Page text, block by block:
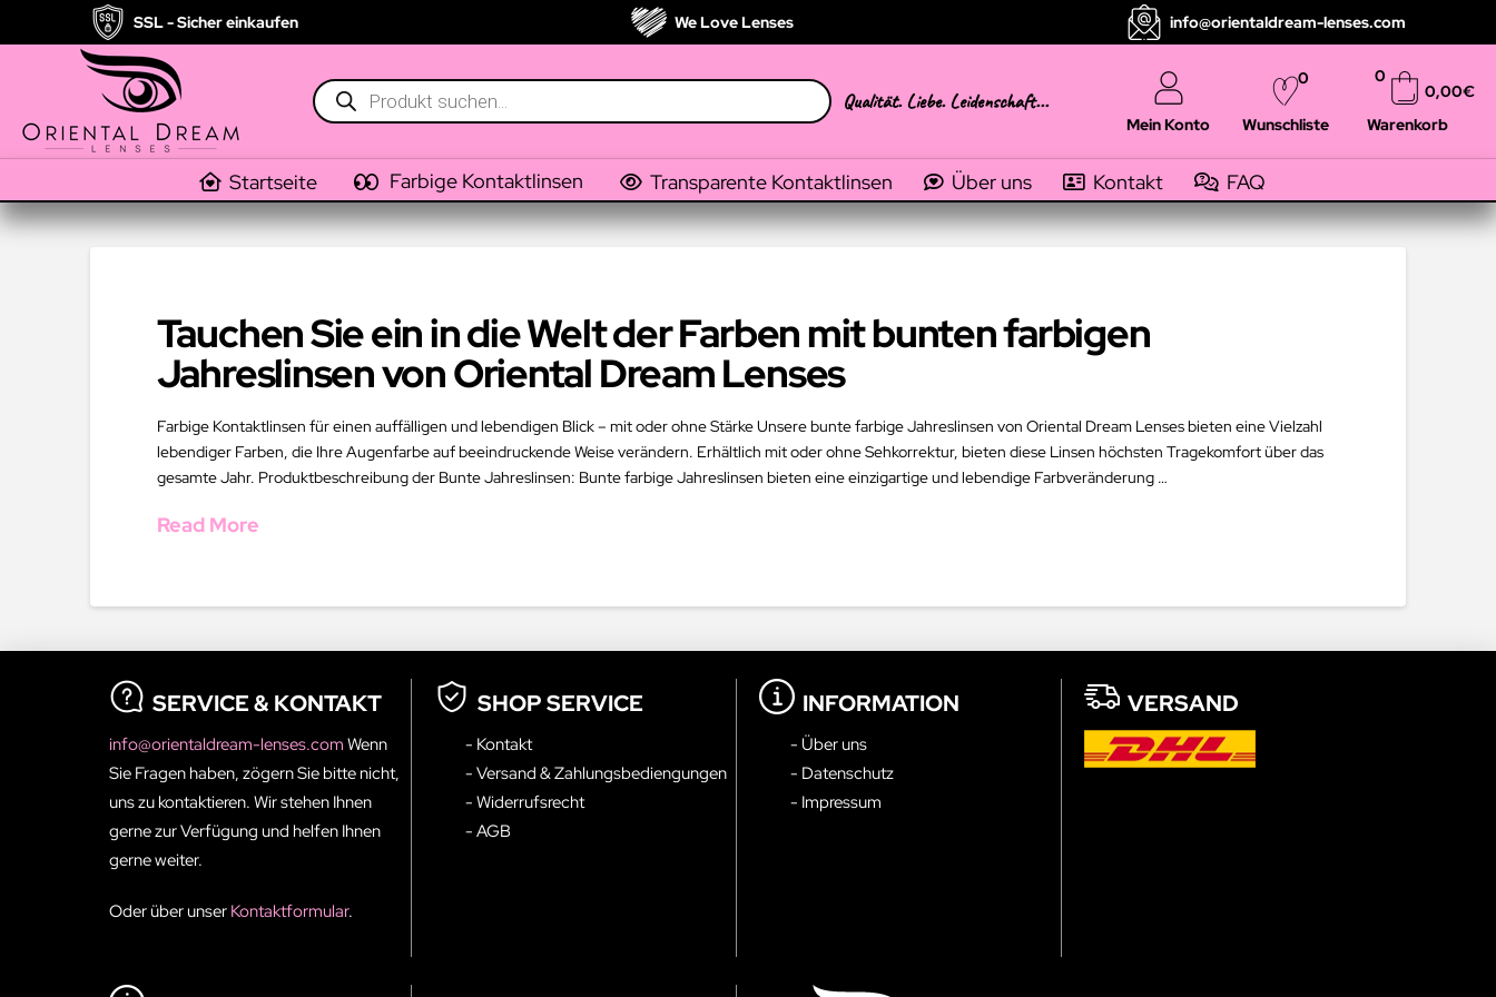
SSL - Sicher einkaufen We Love Lenses info@orientaldream-lenses.com
Products
search
Qualität. Liebe. Leidenschaft...
Mein Konto Wunschliste
0
Warenkorb
0,00€
0
Startseite Farbige Kontaktlinsen Transparente Kontaktlinsen Über uns Kontakt FAQ
Tauchen Sie ein in die Welt der Farben mit bunten farbigen
Jahreslinsen von Oriental Dream Lenses
Farbige Kontaktlinsen für einen auffälligen und lebendigen Blick – mit oder ohne Stärke Unsere bunte farbige Jahreslinsen von Oriental Dream Lenses bieten eine Vielzahl
lebendiger Farben, die Ihre Augenfarbe auf beeindruckende Weise verändern. Erhältlich mit oder ohne Sehkorrektur, bieten diese Linsen höchsten Tragekomfort über das
gesamte Jahr. Produktbeschreibung der Bunte Jahreslinsen: Bunte farbige Jahreslinsen bieten eine einzigartige und lebendige Farbveränderung …
Read More
SERVICE & KONTAKT
info@orientaldream-lenses.comWenn
Sie Fragen haben, zögern Sie bitte nicht,
uns zu kontaktieren. Wir stehen Ihnen
gerne zur Verfügung und helfen Ihnen
gerne weiter.
Oder über unserKontaktformular.
SHOP SERVICE
- Kontakt
- Versand & Zahlungsbediengungen
- Widerrufsrecht
- AGB
INFORMATION
- Über uns
- Datenschutz
- Impressum
VERSAND